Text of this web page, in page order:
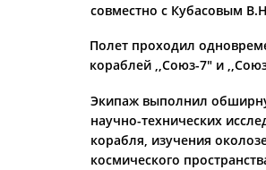
совместно с Кубасовым
Полет проходил
кораблей ,,Союз-7″ и
Экипаж выполнил
научно-технических
корабля, изучения
космиче­ского